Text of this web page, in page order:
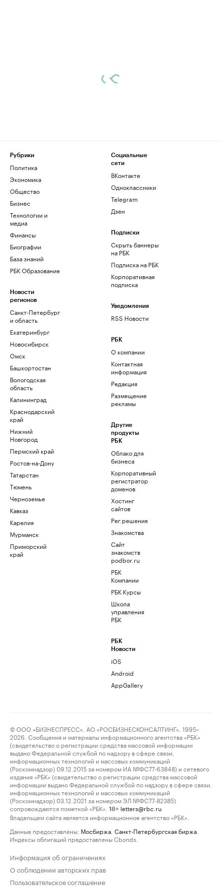
Рубрики
Политика
Экономика
Общество
Бизнес
Технологии и
медиа
Финансы
Биографии
База знаний
РБК Образование
Новости
регионов
Санкт-Петербург
и область
Екатеринбург
Новосибирск
Омск
Башкортостан
Вологодская
область
Калининград
Краснодарский
край
Нижний
Новгород
Пермский край
Ростов-на-Дону
Татарстан
Тюмень
Черноземье
Кавказ
Карелия
Мурманск
Приморский
край
Социальные
сети
ВКонтакте
Одноклассники
Telegram
Дзен
Подписки
Скрыть баннеры
на РБК
Подписка на РБК
Корпоративная
подписка
Уведомления
RSS Новости
РБК
О компании
Контактная
информация
Редакция
Размещение
рекламы
Другие
продукты
РБК
Облако для
бизнеса
Корпоративный
регистратор
доменов
Хостинг
сайтов
Рег.решения
Знакомства
Сайт
знакомств
podbor.ru
РБК
Компании
РБК Курсы
Школа
управления
РБК
РБК
Новости
iOS
Android
AppGallery
© ООО «БИЗНЕСПРЕСС», АО «РОСБИЗНЕСКОНСАЛТИНГ», 1995–
2026. Сообщения и материалы информационного агентства «РБК»
(свидетельство о регистрации средства массовой информации
выдано Федеральной службой по надзору в сфере связи,
информационных технологий и массовых коммуникаций
(Роскомнадзор) 09.12.2015 за номером ИА №ФС77-63848) и сетевого
издания «РБК» (свидетельство о регистрации средства массовой
информации выдано Федеральной службой по надзору в сфере связи,
информационных технологий и массовых коммуникаций
(Роскомнадзор) 03.12.2021 за номером ЭЛ №ФС77-82385)
сопровождаются пометкой «РБК».
18+ letters@rbc.ru
Владельцем сайта является информационное агентство «РБК».
Данные предоставлены: Мосбиржа Санкт-Петербургская биржа
Индексы облигаций предоставлены Cbonds.
Информация об ограничениях
О соблюдении авторских прав
Пользовательское соглашение